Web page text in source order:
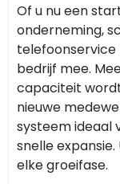
Of u nu een
onderneming,
bedrijf mee.
capaciteit
nieuwe
systeem ideaal
snelle
elke groeifase.